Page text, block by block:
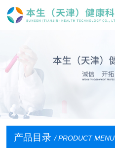
产品目录 / PRODUCT MENU